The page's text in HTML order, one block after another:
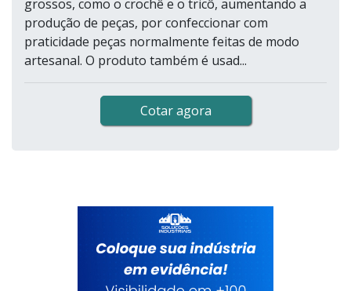
grossos, como o crochê e o tricô, aumentando a
produção de peças, por confeccionar com
praticidade peças normalmente feitas de modo
artesanal. O produto também é usad...
Cotar agora